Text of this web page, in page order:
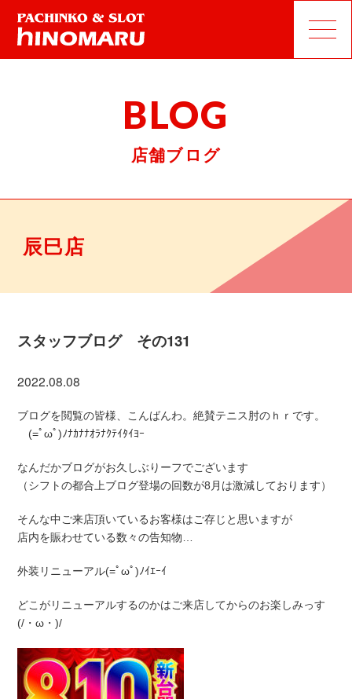
BLOG
店舗ブログ
辰巳店
スタッフブログ その131
2022.08.08
ブログを閲覧の皆様、こんばんわ。絶賛テニス肘のｈｒです。
(=ﾟωﾟ)ﾉﾅｶﾅﾅｵﾗﾅｸﾃｲﾀｲﾖｰ
なんだかブログがお久しぶりーフでございます
（シフトの都合上ブログ登場の回数が8月は激減しております）
そんな中ご来店頂いているお客様はご存じと思いますが
店内を賑わせている数々の告知物…
外装リニューアル(=ﾟωﾟ)ﾉｲｴｰｲ
どこがリニューアルするのかはご来店してからのお楽しみっす
(/・ω・)/